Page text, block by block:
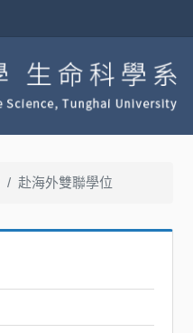
赴海外雙聯學位